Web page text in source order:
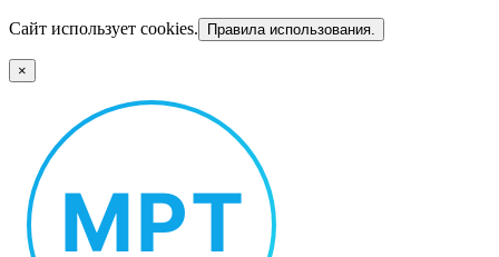
Сайт использует cookies. Правила использования.
×